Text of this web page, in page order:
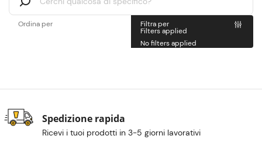
Ordina per Filtra per
Filters applied
No filters applied
Spedizione rapida
Ricevi i tuoi prodotti in 3-5 giorni lavorativi